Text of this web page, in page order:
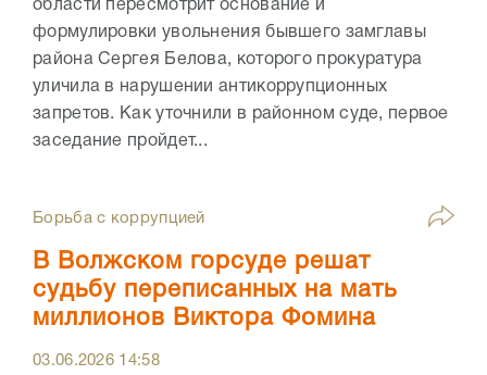
области пересмотрит основание и
формулировки увольнения бывшего замглавы
района Сергея Белова, которого прокуратура
уличила в нарушении антикоррупционных
запретов. Как уточнили в районном суде, первое
заседание пройдет...
Борьба с коррупцией
В Волжском горсуде решат
судьбу переписанных на мать
миллионов Виктора Фомина
03.06.2026 14:58